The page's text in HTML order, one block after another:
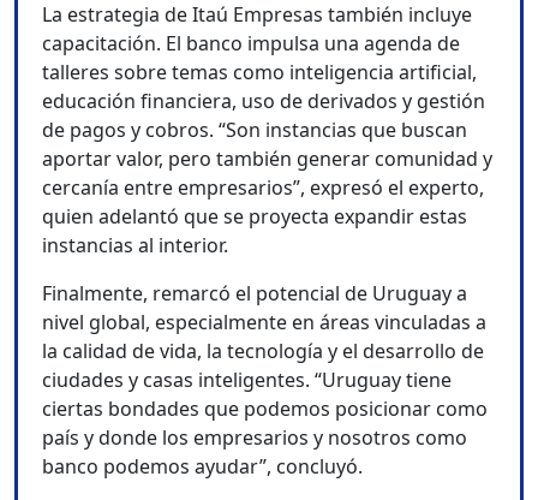
La estrategia de Itaú Empresas también incluye
capacitación. El banco impulsa una agenda de
talleres sobre temas como inteligencia artificial,
educación financiera, uso de derivados y gestión
de pagos y cobros. “Son instancias que buscan
aportar valor, pero también generar comunidad y
cercanía entre empresarios”, expresó el experto,
quien adelantó que se proyecta expandir estas
instancias al interior.
Finalmente, remarcó el potencial de Uruguay a
nivel global, especialmente en áreas vinculadas a
la calidad de vida, la tecnología y el desarrollo de
ciudades y casas inteligentes. “Uruguay tiene
ciertas bondades que podemos posicionar como
país y donde los empresarios y nosotros como
banco podemos ayudar”, concluyó.